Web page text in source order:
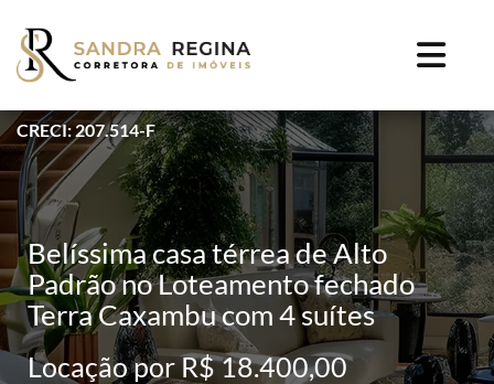
CRECI: 207.514-F
Belíssima casa térrea de Alto
Padrão no Loteamento fechado
Terra Caxambu com 4 suítes
Locação por R$ 18.400,00